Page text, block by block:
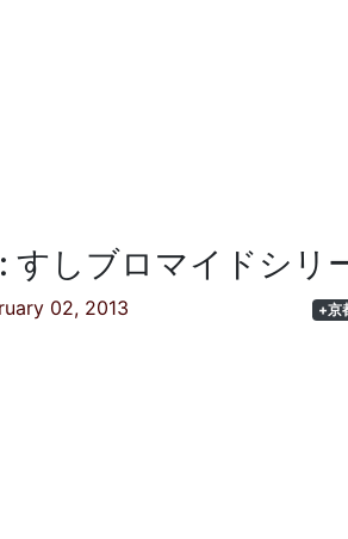
すしブロマイドシリ
02, 2013 +京